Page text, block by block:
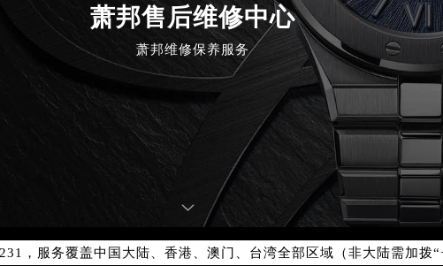
萧邦售后维修中心
萧邦维修保养服务
升级公告
，服务覆盖中国大陆、香港、澳门、台湾全部区域（非大陆需加拨
址：